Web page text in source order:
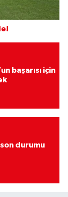
başarısı için
son durumu